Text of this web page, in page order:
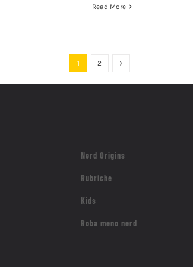
Read More
1 2
Nerd Origins
Rubriche
Kids
Roba meno nerd